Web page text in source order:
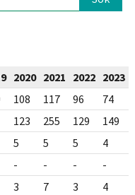
2020 2021 2022 2023
108 117 96 74
123 255 129 149
5 5 5 4
- - - -
3 7 3 4